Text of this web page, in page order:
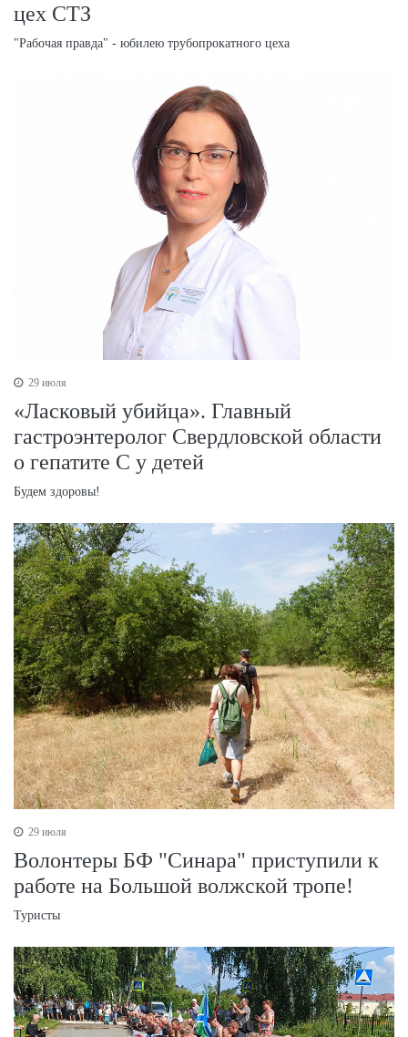
цех СТЗ
"Рабочая правда" - юбилею трубопрокатного цеха
29 июля
«Ласковый убийца». Главный
гастроэнтеролог Свердловской области
о гепатите С у детей
Будем здоровы!
29 июля
Волонтеры БФ "Синара" приступили к
работе на Большой волжской тропе!
Туристы